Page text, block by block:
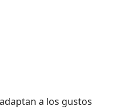
a los gustos